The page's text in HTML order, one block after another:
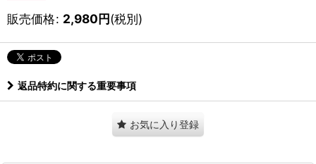
販売価格: 2,980円(税別)
返品特約に関する重要事項
お気に入り登録